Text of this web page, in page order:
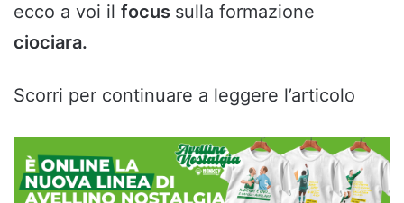
ecco a voi il focus sulla formazione
ciociara.
Scorri per continuare a leggere l’articolo